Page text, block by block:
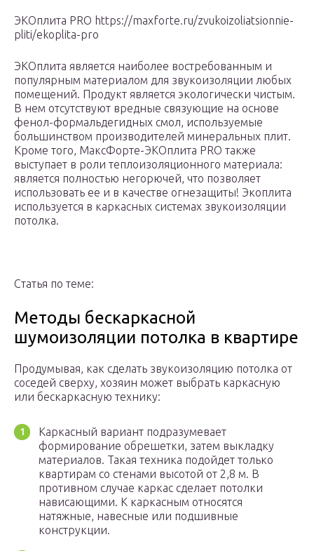
ЭКОплита PRO https://maxforte.ru/zvukoizoliatsionnie-
pliti/ekoplita-pro
ЭКОплита является наиболее востребованным и
популярным материалом для звукоизоляции любых
помещений. Продукт является экологически чистым.
В нем отсутствуют вредные связующие на основе
фенол-формальдегидных смол, используемые
большинством производителей минеральных плит.
Кроме того, МаксФорте-ЭКОплита PRO также
выступает в роли теплоизоляционного материала:
является полностью негорючей, что позволяет
использовать ее и в качестве огнезащиты! Экоплита
используется в каркасных системах звукоизоляции
потолка.
Статья по теме:
Методы бескаркасной
шумоизоляции потолка в квартире
Продумывая, как сделать звукоизоляцию потолка от
соседей сверху, хозяин может выбрать каркасную
или бескаркасную технику:
Каркасный вариант подразумевает
формирование обрешетки, затем выкладку
материалов. Такая техника подойдет только
квартирам со стенами высотой от 2,8 м. В
противном случае каркас сделает потолки
нависающими. К каркасным относятся
натяжные, навесные или подшивные
конструкции.